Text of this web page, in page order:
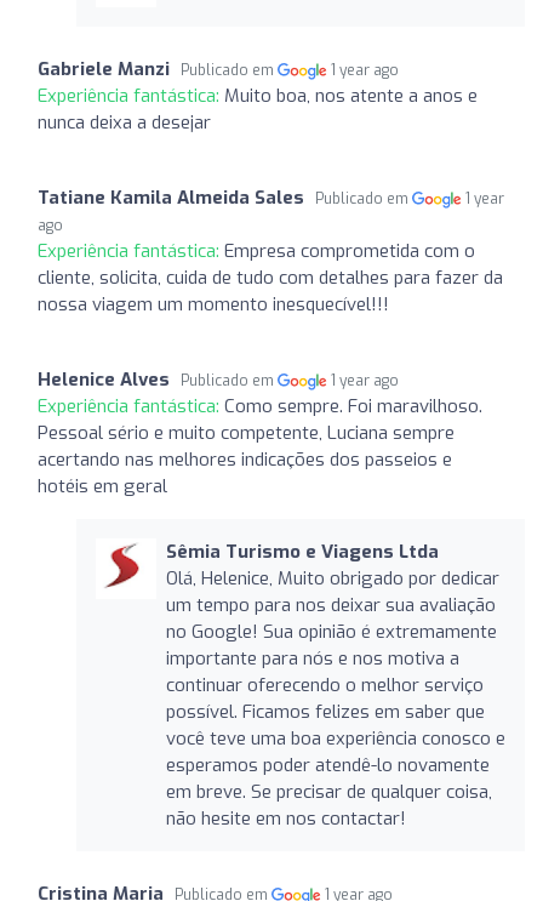
Gabriele Manzi Publicado em 1 year ago
Experiência fantástica: Muito boa, nos atente a anos e
nunca deixa a desejar
Tatiane Kamila Almeida Sales Publicado em
1 year
ago
Experiência fantástica: Empresa comprometida com o
cliente, solicita, cuida de tudo com detalhes para fazer da
nossa viagem um momento inesquecível!!!
Helenice Alves Publicado em 1 year ago
Experiência fantástica: Como sempre. Foi maravilhoso.
Pessoal sério e muito competente, Luciana sempre
acertando nas melhores indicações dos passeios e
hotéis em geral
Sêmia Turismo e Viagens Ltda
Olá, Helenice, Muito obrigado por dedicar
um tempo para nos deixar sua avaliação
no Google! Sua opinião é extremamente
importante para nós e nos motiva a
continuar oferecendo o melhor serviço
possível. Ficamos felizes em saber que
você teve uma boa experiência conosco e
esperamos poder atendê-lo novamente
em breve. Se precisar de qualquer coisa,
não hesite em nos contactar!
Cristina Maria Publicado em 1 year ago